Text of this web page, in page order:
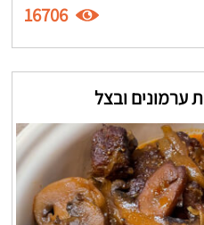
16706